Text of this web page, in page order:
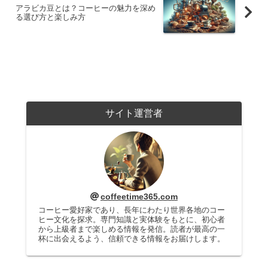
アラビカ豆とは？コーヒーの魅力を深め
る選び方と楽しみ方
サイト運営者
coffeetime365.com
コーヒー愛好家であり、長年にわたり世界各地のコー
ヒー文化を探求。専門知識と実体験をもとに、初心者
から上級者まで楽しめる情報を発信。読者が最高の一
杯に出会えるよう、信頼できる情報をお届けします。